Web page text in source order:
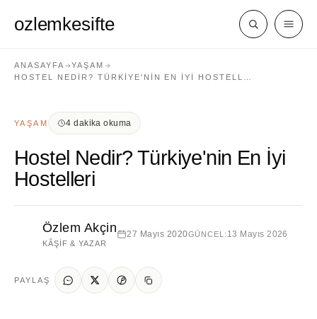
ozlemkesifte
ANASAYFA
YAŞAM
HOSTEL NEDIR? TÜRKIYE'NIN EN İYI HOSTELL…
YAŞAM 4 dakika okuma
Hostel Nedir? Türkiye'nin En İyi
Hostelleri
Özlem Akçin
KÂŞIF & YAZAR
27 Mayıs 2020GÜNCEL: 13 Mayıs 2026
PAYLAŞ